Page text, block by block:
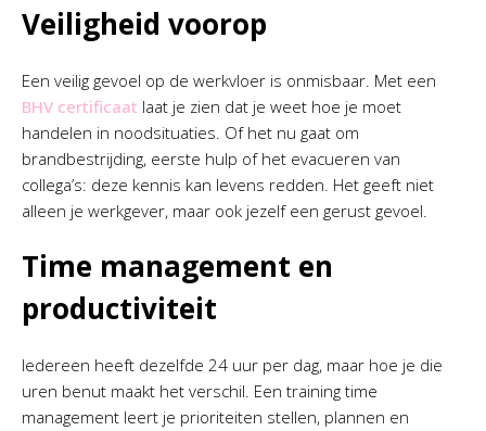
Veiligheid voorop
Een veilig gevoel op de werkvloer is onmisbaar. Met een
BHV certificaat laat je zien dat je weet hoe je moet
handelen in noodsituaties. Of het nu gaat om
brandbestrijding, eerste hulp of het evacueren van
collega’s: deze kennis kan levens redden. Het geeft niet
alleen je werkgever, maar ook jezelf een gerust gevoel.
Time management en
productiviteit
Iedereen heeft dezelfde 24 uur per dag, maar hoe je die
uren benut maakt het verschil. Een training time
management leert je prioriteiten stellen, plannen en